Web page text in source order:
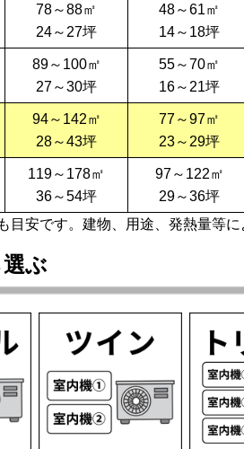
78～88㎡
24～27坪
48～61㎡
14～18坪
89～100㎡
27～30坪
55～70㎡
16～21坪
94～142㎡
28～43坪
77～97㎡
23～29坪
119～178㎡
36～54坪
97～122㎡
29～36坪
目安です。建物、用途、発熱量等に
ぶ